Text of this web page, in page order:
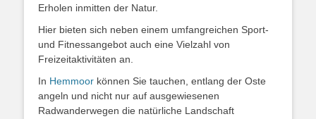
Erholen inmitten der Natur.
Hier bieten sich neben einem umfangreichen Sport-
und Fitnessangebot auch eine Vielzahl von
Freizeitaktivitäten an.
In Hemmoor können Sie tauchen, entlang der Oste
angeln und nicht nur auf ausgewiesenen
Radwanderwegen die natürliche Landschaft